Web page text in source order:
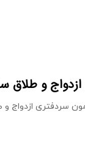
و طلاق سال